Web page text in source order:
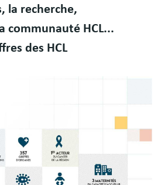
la recherche,
communauté HCL...
des HCL